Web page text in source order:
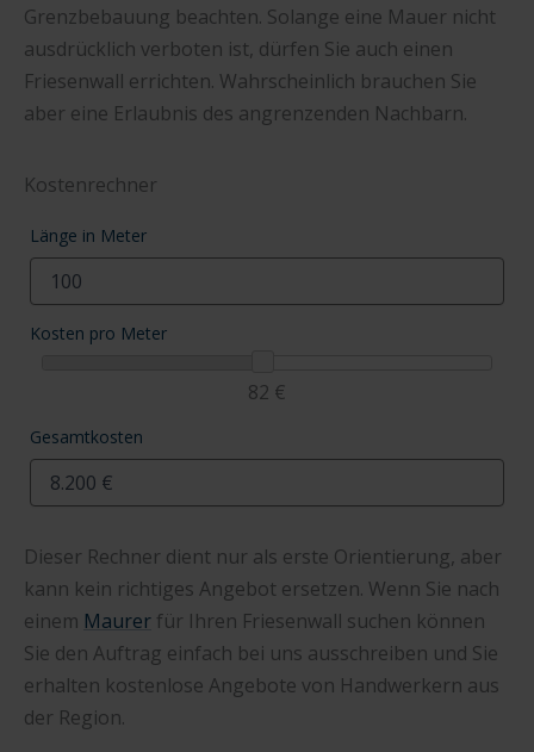
Grenzbebauung beachten. Solange eine Mauer nicht
ausdrücklich verboten ist, dürfen Sie auch einen
Friesenwall errichten. Wahrscheinlich brauchen Sie
aber eine Erlaubnis des angrenzenden Nachbarn.
Kostenrechner
Länge in Meter
Kosten pro Meter
82 €
Gesamtkosten
Dieser Rechner dient nur als erste Orientierung, aber
kann kein richtiges Angebot ersetzen. Wenn Sie nach
einem Maurer für Ihren Friesenwall suchen können
Sie den Auftrag einfach bei uns ausschreiben und Sie
erhalten kostenlose Angebote von Handwerkern aus
der Region.